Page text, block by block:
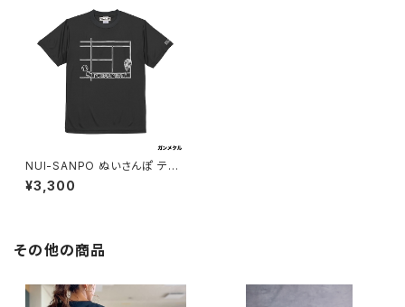
NUI-SANPO ぬいさんぽ テニ
スコートMENSドライTシャツ
【ガンメタル/バーガンディ/コヨ
¥3,300
その他の商品